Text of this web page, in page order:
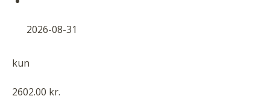
2026-08-31
kun
2602.00 kr.